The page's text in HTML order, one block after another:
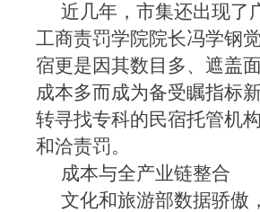
近几年，市集还出现了
工商责罚学院院长冯学钢
宿更是因其数目多、遮盖
成本多而成为备受瞩指标
转寻找专科的民宿托管机
和洽责罚。
成本与全产业链整合
文化和旅游部数据骄傲